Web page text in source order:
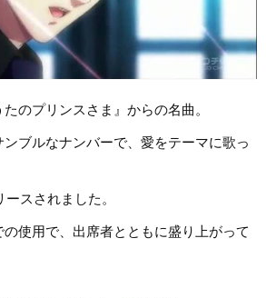
のプリンスさま』からの名曲。
ブルなナンバーで、愛をテーマに歌っ
スされました。
の使用で、出席者とともに盛り上がって